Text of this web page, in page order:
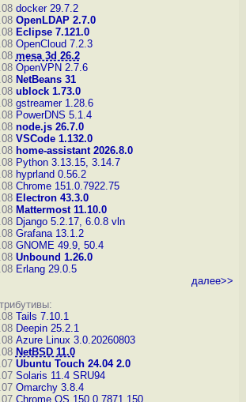
docker 29.7.2
OpenLDAP 2.7.0
Eclipse 7.121.0
OpenCloud 7.2.3
mesa 3d 26.2
OpenVPN 2.7.6
NetBeans 31
ublock 1.73.0
gstreamer 1.28.6
PowerDNS 5.1.4
node.js 26.7.0
VSCode 1.132.0
home-assistant 2026.8.0
Python 3.13.15, 3.14.7
hyprland 0.56.2
Chrome 151.0.7922.75
Electron 43.3.0
Mattermost 11.10.0
Django 5.2.17, 6.0.8 vln
Grafana 13.1.2
GNOME 49.9, 50.4
Unbound 1.26.0
Erlang 29.0.5
далее>>
Tails 7.10.1
Deepin 25.2.1
Azure Linux 3.0.20260803
NetBSD 11.0
Ubuntu Touch 24.04 2.0
Solaris 11.4 SRU94
Omarchy 3.8.4
Chrome OS 150.0.7871.150